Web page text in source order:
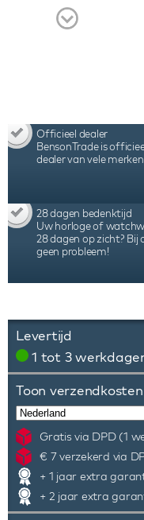
garantie.
Officieel dealer
BensonTrade is
dealer van vele merken.
28 dagen bedenktijd
Uw horloge of
28 dagen op zicht? Bij
geen probleem!
Levertijd
1 tot 3
Toon
Gratis via DPD (1
€ 7 verzekerd via
+ 1 jaar extra
+ 2 jaar extra